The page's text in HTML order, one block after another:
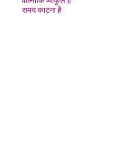
समय काटना है